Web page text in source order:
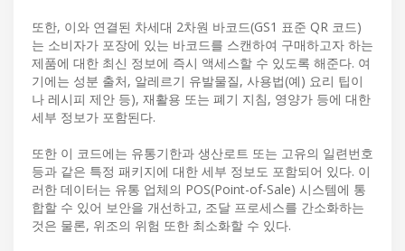
또한, 이와 연결된 차세대 2차원 바코드(GS1 표준 QR 코드)
는 소비자가 포장에 있는 바코드를 스캔하여 구매하고자 하는
제품에 대한 최신 정보에 즉시 액세스할 수 있도록 해준다. 여
기에는 성분 출처, 알레르기 유발물질, 사용법(예) 요리 팁이
나 레시피 제안 등), 재활용 또는 폐기 지침, 영양가 등에 대한
세부 정보가 포함된다.
또한 이 코드에는 유통기한과 생산로트 또는 고유의 일련번호
등과 같은 특정 패키지에 대한 세부 정보도 포함되어 있다. 이
러한 데이터는 유통 업체의 POS(Point-of-Sale) 시스템에 통
합할 수 있어 보안을 개선하고, 조달 프로세스를 간소화하는
것은 물론, 위조의 위험 또한 최소화할 수 있다.